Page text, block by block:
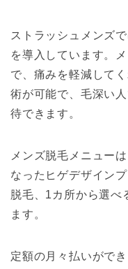
ストラッシュメンズ
を導入しています。
で、痛みを軽減して
術が可能で、毛深い
待できます。
メンズ脱毛メニュー
なったヒゲデザイン
脱毛、1カ所から選べ
ます。
定額の月々払いがで